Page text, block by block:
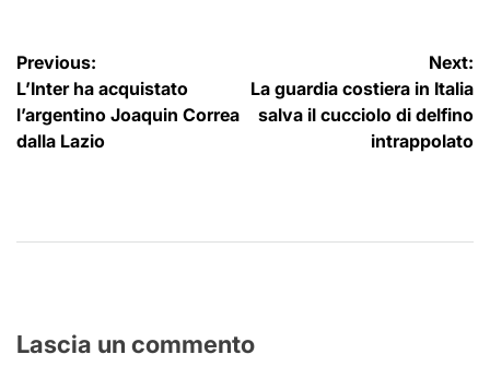
Navigazione
articoli
Previous:
L’Inter ha acquistato
l’argentino Joaquin Correa
dalla Lazio
Next:
La guardia costiera in Italia
salva il cucciolo di delfino
intrappolato
Lascia un commento